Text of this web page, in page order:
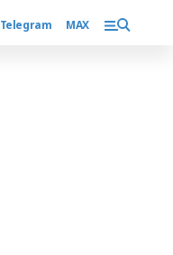
Telegram MAX